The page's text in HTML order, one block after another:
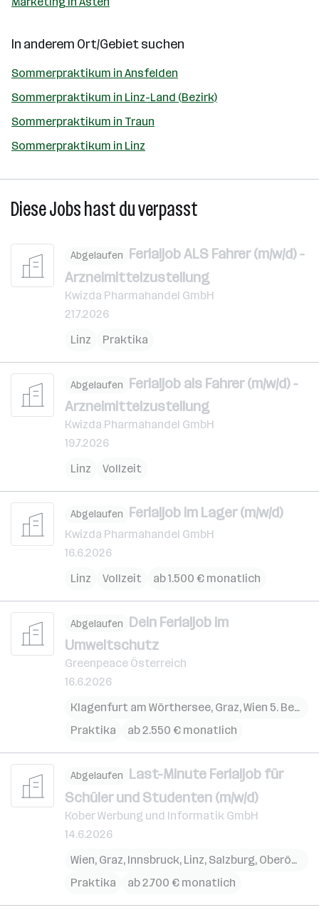
In anderem Ort/Gebiet suchen
Sommerpraktikum in Ansfelden
Sommerpraktikum in Linz-Land (Bezirk)
Sommerpraktikum in Traun
Sommerpraktikum in Linz
Diese Jobs hast du verpasst
Abgelaufen Ferialjob ALS Fahrer (m/w/d) -
Arzneimittelzustellung
Kwizda Pharmahandel GmbH
21.7.2026
Linz
Praktika
Abgelaufen Ferialjob als Fahrer (m/w/d) -
Arzneimittelzustellung
Kwizda Pharmahandel GmbH
19.7.2026
Linz
Vollzeit
Abgelaufen Ferialjob im Lager (m/w/d)
Kwizda Pharmahandel GmbH
16.6.2026
Linz
Vollzeit ab 1.500 € monatlich
Abgelaufen Dein Ferialjob im
Umweltschutz
Greenpeace Österreich
16.6.2026
Klagenfurt am Wörthersee, Graz,Wien 5. Bezirk (Margareten)
Praktika
ab 2.550 € monatlich
Abgelaufen Last-Minute Ferialjob für
Schüler und Studenten (m/w/d)
Kober Werbung und Informatik GmbH
14.6.2026
Wien, Graz, Innsbruck, Linz, Salzburg, Oberösterreich
Praktika
ab 2.700 € monatlich